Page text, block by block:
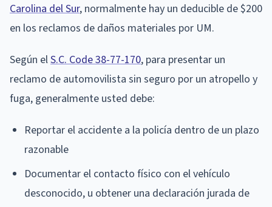
Carolina del Sur, normalmente hay un deducible de $200
en los reclamos de daños materiales por UM.
Según elS.C. Code 38-77-170, para presentar un
reclamo de automovilista sin seguro por un atropello y
fuga, generalmente usted debe:
Reportar el accidente a la policía dentro de un plazo
razonable
Documentar el contacto físico con el vehículo
desconocido, u obtener una declaración jurada de